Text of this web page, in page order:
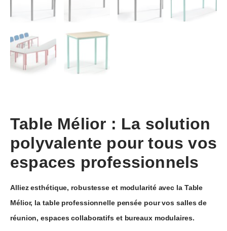
Table Mélior : La solution
polyvalente pour tous vos
espaces professionnels
Alliez esthétique, robustesse et modularité avec la Table
Mélior, la table professionnelle pensée pour vos salles de
réunion, espaces collaboratifs et bureaux modulaires.